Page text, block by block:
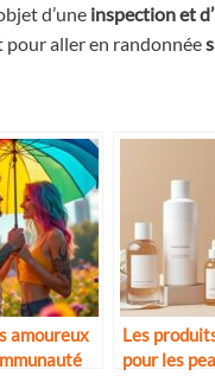
d’une inspection et
aller en randonnée
amoureux
Les
pour les